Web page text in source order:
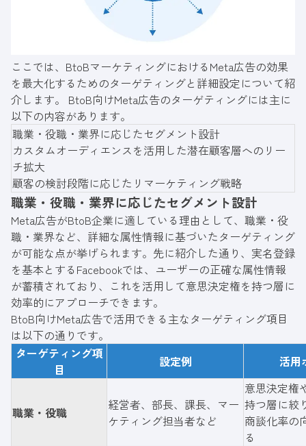
ここでは、BtoBマーケティングにおけるMeta広告の効果
を最大化するためのターゲティングと詳細設定について紹
介します。 BtoB向けMeta広告のターゲティングには主に
以下の内容があります。
職業・役職・業界に応じたセグメント設計
カスタムオーディエンスを活用した潜在顧客層へのリー
チ拡大
顧客の検討段階に応じたリマーケティング戦略
職業・役職・業界に応じたセグメント設計
Meta広告がBtoB企業に適している理由として、職業・役
職・業界など、詳細な属性情報に基づいたターゲティング
が可能な点が挙げられます。先に紹介した通り、実名登録
を基本とするFacebookでは、ユーザーの正確な属性情報
が蓄積されており、これを活用して意思決定権を持つ層に
効率的にアプローチできます。
BtoB向けMeta広告で活用できる主なターゲティング項目
は以下の通りです。
ターゲティング項
目
設定例 活用
職業・役職
経営者、部長、課長、マー
ケティング担当者など
意思決定権
持つ層に絞
商談化率の
る